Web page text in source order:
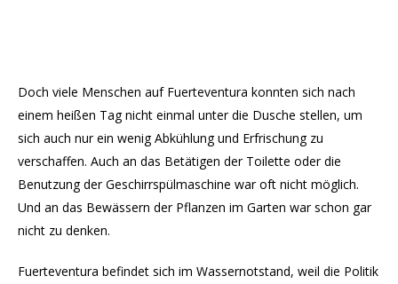
Doch viele Menschen auf Fuerteventura konnten sich nach
einem heißen Tag nicht einmal unter die Dusche stellen, um
sich auch nur ein wenig Abkühlung und Erfrischung zu
verschaffen. Auch an das Betätigen der Toilette oder die
Benutzung der Geschirrspülmaschine war oft nicht möglich.
Und an das Bewässern der Pflanzen im Garten war schon gar
nicht zu denken.
Fuerteventura befindet sich im Wassernotstand, weil die Politik